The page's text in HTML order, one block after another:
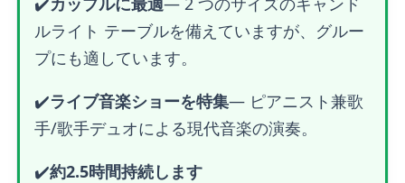
ルライト テーブルを備えていますが、グルー
プにも適しています。
✔️ライブ音楽ショーを特集— ピアニスト兼歌
手/歌手デュオによる現代音楽の演奏。
✔️約2.5時間持続します